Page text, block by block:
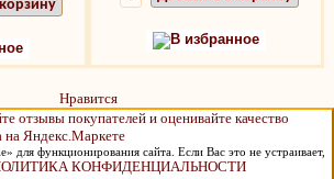
В избранное
Нравится
для функционирования сайта. Если Вас это не устраивает,
ПОЛИТИКА КОНФИДЕНЦИАЛЬНОСТИ